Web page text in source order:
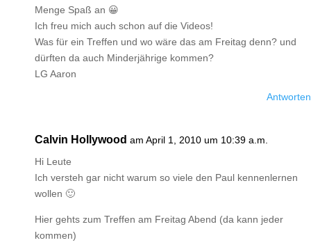
Menge Spaß an 😀
Ich freu mich auch schon auf die Videos!
Was für ein Treffen und wo wäre das am Freitag denn? und
dürften da auch Minderjährige kommen?
LG Aaron
Antworten
Calvin Hollywood am April 1, 2010 um 10:39 a.m.
Hi Leute
Ich versteh gar nicht warum so viele den Paul kennenlernen
wollen 🙂
Hier gehts zum Treffen am Freitag Abend (da kann jeder
kommen)